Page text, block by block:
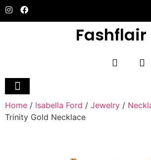
Fashflair
Home / Isabella Ford / Jewelry /
Trinity Gold Necklace